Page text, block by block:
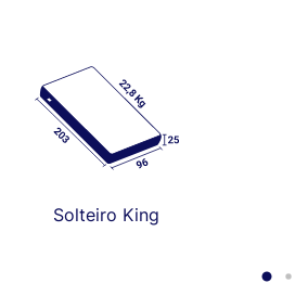
Solteiro King